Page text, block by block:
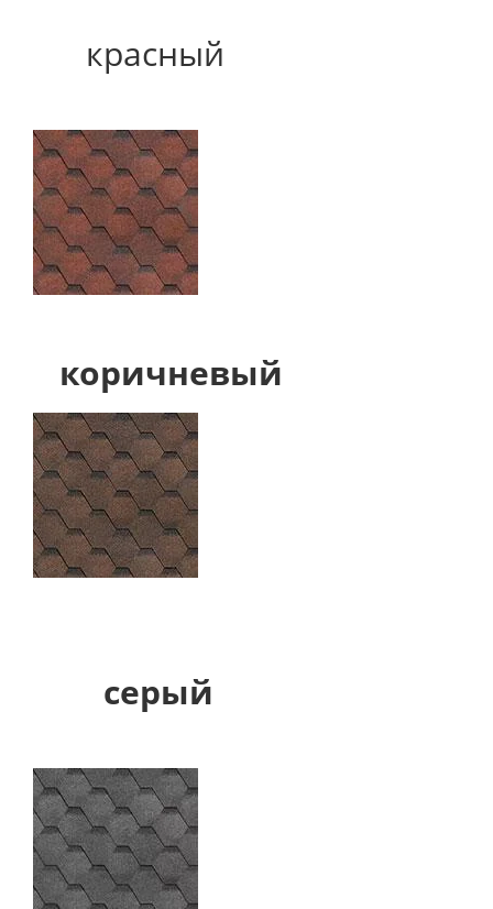
красный
коричневый
серый